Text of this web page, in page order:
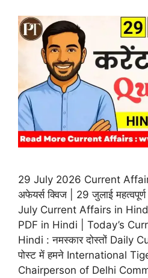
29 July 2026 Current
अफेयर्स क्विज | 29 जुलाई
July Current Affairs in
PDF in Hindi | Today’s
Hindi : नमस्कार दोस्तों Daily
पोस्ट में हमने International
Chairperson of Delhi